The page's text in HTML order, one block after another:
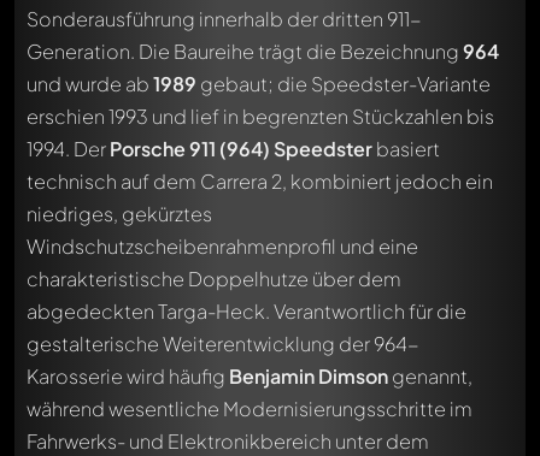
Sonderausführung innerhalb der dritten 911-
Generation. Die Baureihe trägt die Bezeichnung964
und wurde ab1989 gebaut; die Speedster-Variante
erschien 1993 und lief in begrenzten Stückzahlen bis
1994. DerPorsche 911 (964) Speedsterbasiert
technisch auf dem Carrera 2, kombiniert jedoch ein
niedriges, gekürztes
Windschutzscheibenrahmenprofil und eine
charakteristische Doppelhutze über dem
abgedeckten Targa-Heck. Verantwortlich für die
gestalterische Weiterentwicklung der 964-
Karosserie wird häufig Benjamin Dimsongenannt,
während wesentliche Modernisierungsschritte im
Fahrwerks- und Elektronikbereich unter dem